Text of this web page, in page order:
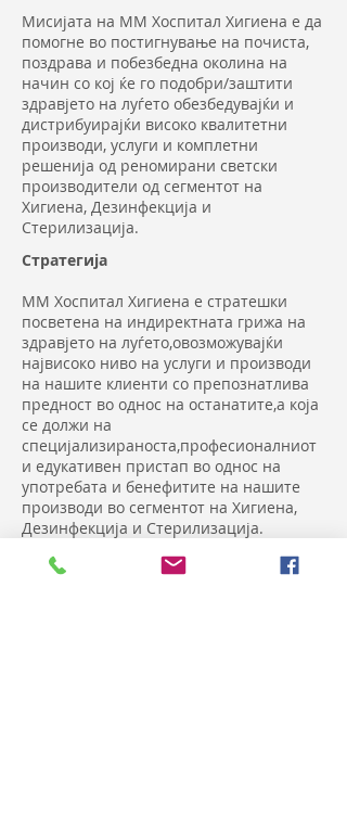
Мисијата на ММ Хоспитал Хигиена е да
помогне во постигнување на почиста,
поздрава и побезбедна околина на
начин со кој ќе го подобри/заштити
здравјето на луѓето обезбедувајќи и
дистрибуирајќи високо квалитетни
производи, услуги и комплетни
решенија од реномирани светски
производители од сегментот на
Хигиена, Дезинфекција и
Стерилизација.
Стратегија
ММ Хоспитал Хигиена е стратешки
посветена на индиректната грижа на
здравјето на луѓето,овозможувајќи
највисоко ниво на услуги и производи
на нашите клиенти со препознатлива
предност во однос на останатите,а која
се должи на
специјализираноста,професионалниот
и едукативен пристап во однос на
употребата и бенефитите на нашите
производи во сегментот на Хигиена,
Дезинфекција и Стерилизација.
Квалитет